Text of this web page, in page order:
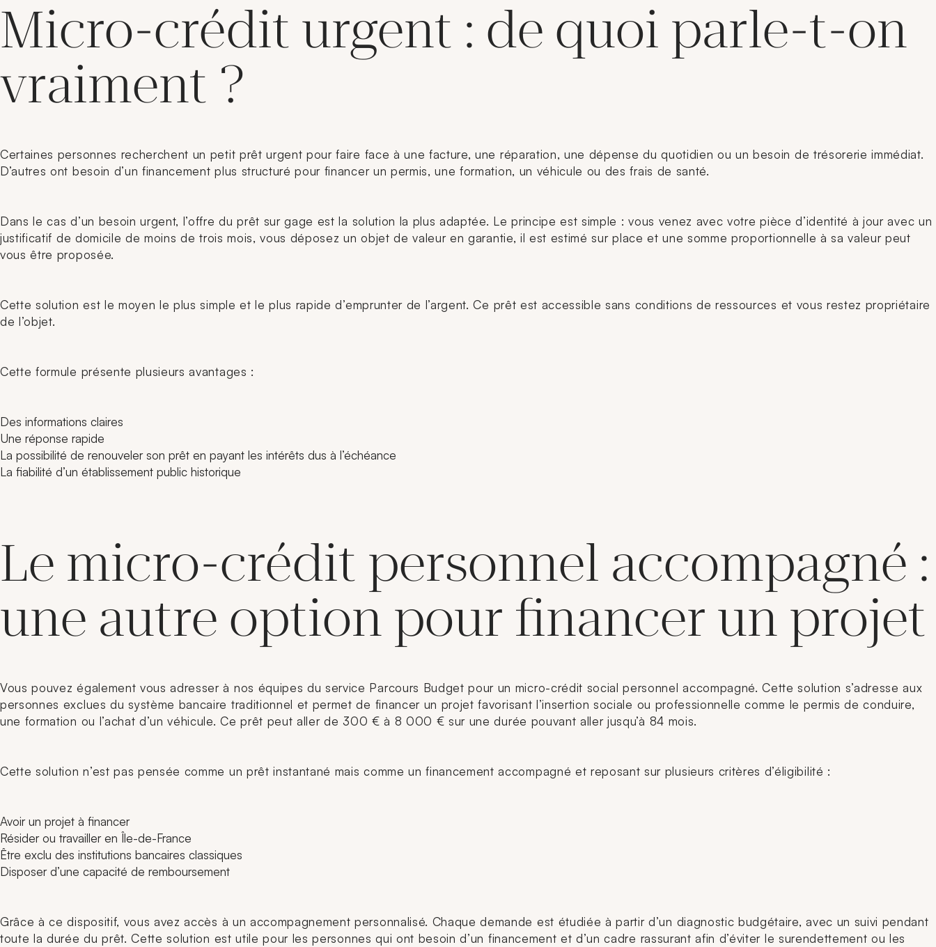
Micro-crédit urgent : de quoi parle-t-on
vraiment ?
Certaines personnes recherchent un petit prêt urgent pour faire face à une facture, une réparation, une dépense du quotidien ou un besoin de trésorerie immédiat.
D’autres ont besoin d’un financement plus structuré pour financer un permis, une formation, un véhicule ou des frais de santé.
Dans le cas d’un besoin urgent, l’offre du prêt sur gage est la solution la plus adaptée. Le principe est simple : vous venez avec votre pièce d’identité à jour avec un
justificatif de domicile de moins de trois mois, vous déposez un objet de valeur en garantie, il est estimé sur place et une somme proportionnelle à sa valeur peut
vous être proposée.
Cette solution est le moyen le plus simple et le plus rapide d’emprunter de l’argent. Ce prêt est accessible sans conditions de ressources et vous restez propriétaire
de l’objet.
Cette formule présente plusieurs avantages :
Des informations claires
Une réponse rapide
La possibilité de renouveler son prêt en payant les intérêts dus à l’échéance
La fiabilité d’un établissement public historique
Le micro-crédit personnel accompagné :
une autre option pour financer un projet
Vous pouvez également vous adresser à nos équipes du service Parcours Budget pour un micro-crédit social personnel accompagné. Cette solution s’adresse aux
personnes exclues du système bancaire traditionnel et permet de financer un projet favorisant l’insertion sociale ou professionnelle comme le permis de conduire,
une formation ou l’achat d’un véhicule. Ce prêt peut aller de 300 € à 8 000 € sur une durée pouvant aller jusqu’à 84 mois.
Cette solution n’est pas pensée comme un prêt instantané mais comme un financement accompagné et reposant sur plusieurs critères d’éligibilité :
Avoir un projet à financer
Résider ou travailler en Île-de-France
Être exclu des institutions bancaires classiques
Disposer d’une capacité de remboursement
Grâce à ce dispositif, vous avez accès à un accompagnement personnalisé. Chaque demande est étudiée à partir d’un diagnostic budgétaire, avec un suivi pendant
toute la durée du prêt. Cette solution est utile pour les personnes qui ont besoin d’un financement et d’un cadre rassurant afin d’éviter le surendettement ou les